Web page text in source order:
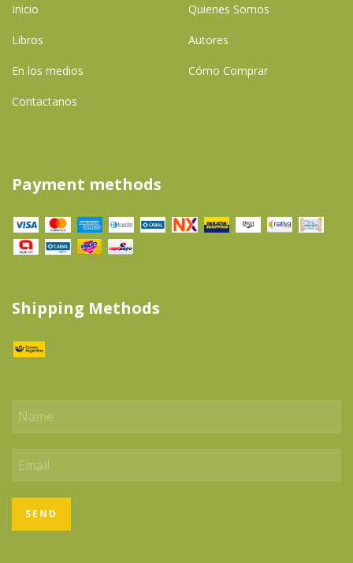
Inicio Quienes Somos
Libros Autores
En los medios Cómo Comprar
Contactanos
Payment methods
Shipping Methods